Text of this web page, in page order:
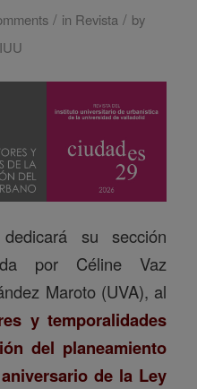
/ in Revista / by
dedicará su sección
por Céline Vaz
Maroto (UVA), al
y temporalidades
del planeamiento
de la Ley